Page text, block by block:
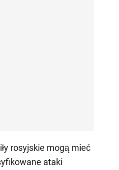
rosyjskie mogą mieć
ataki